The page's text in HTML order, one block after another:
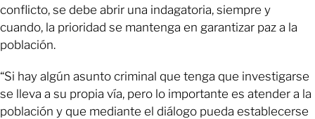
conflicto, se debe abrir una indagatoria, siempre y
cuando, la prioridad se mantenga en garantizar paz a la
población.
“Si hay algún asunto criminal que tenga que investigarse
se lleva a su propia vía, pero lo importante es atender a la
población y que mediante el diálogo pueda establecerse